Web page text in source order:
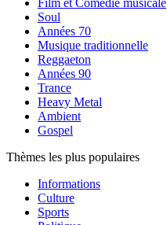
Film et Comédie musicale
Soul
Années 70
Musique traditionnelle
Reggaeton
Années 90
Trance
Heavy Metal
Ambient
Gospel
Thèmes les plus populaires
Informations
Culture
Sports